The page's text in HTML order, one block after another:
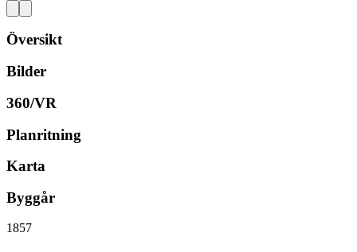
Översikt
Bilder
360/VR
Planritning
Karta
Byggår
1857